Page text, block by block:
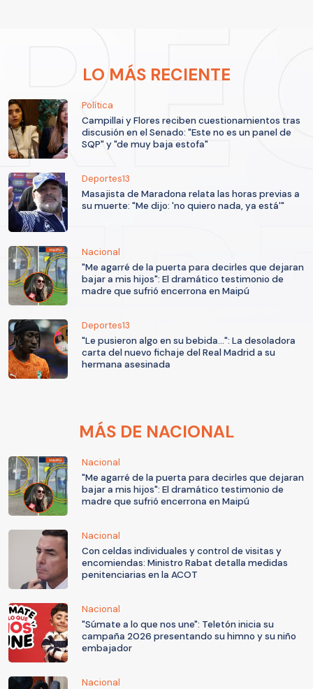
LO MÁS RECIENTE
Política
Campillai y Flores reciben cuestionamientos tras
discusión en el Senado: "Este no es un panel de
SQP" y "de muy baja estofa"
Deportes13
Masajista de Maradona relata las horas previas a
su muerte: "Me dijo: 'no quiero nada, ya está'"
Nacional
"Me agarré de la puerta para decirles que dejaran
bajar a mis hijos": El dramático testimonio de
madre que sufrió encerrona en Maipú
Deportes13
"Le pusieron algo en su bebida...": La desoladora
carta del nuevo fichaje del Real Madrid a su
hermana asesinada
MÁS DE NACIONAL
Nacional
"Me agarré de la puerta para decirles que dejaran
bajar a mis hijos": El dramático testimonio de
madre que sufrió encerrona en Maipú
Nacional
Con celdas individuales y control de visitas y
encomiendas: Ministro Rabat detalla medidas
penitenciarias en la ACOT
Nacional
"Súmate a lo que nos une": Teletón inicia su
campaña 2026 presentando su himno y su niño
embajador
Nacional